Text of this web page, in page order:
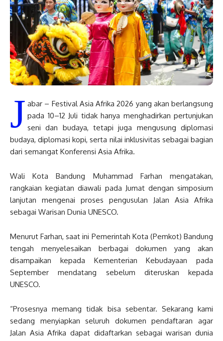
J abar – Festival Asia Afrika 2026 yang akan berlangsung
pada 10–12 Juli tidak hanya menghadirkan pertunjukan
seni dan budaya, tetapi juga mengusung diplomasi
budaya, diplomasi kopi, serta nilai inklusivitas sebagai bagian
dari semangat Konferensi Asia Afrika.
Wali Kota Bandung Muhammad Farhan mengatakan,
rangkaian kegiatan diawali pada Jumat dengan simposium
lanjutan mengenai proses pengusulan Jalan Asia Afrika
sebagai Warisan Dunia UNESCO.
Menurut Farhan, saat ini Pemerintah Kota (Pemkot) Bandung
tengah menyelesaikan berbagai dokumen yang akan
disampaikan kepada Kementerian Kebudayaan pada
September mendatang sebelum diteruskan kepada
UNESCO.
“Prosesnya memang tidak bisa sebentar. Sekarang kami
sedang menyiapkan seluruh dokumen pendaftaran agar
Jalan Asia Afrika dapat didaftarkan sebagai warisan dunia